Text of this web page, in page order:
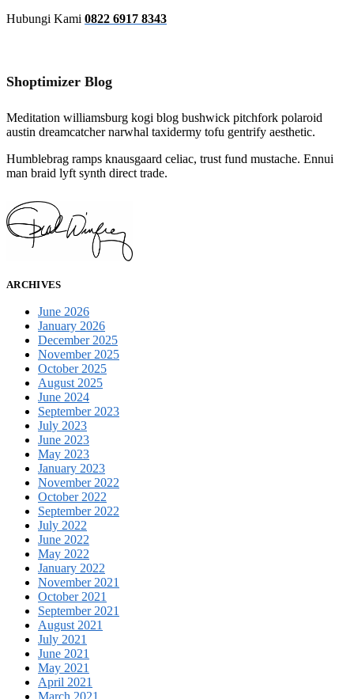
Hubungi Kami 0822 6917 8343
Shoptimizer Blog
Meditation williamsburg kogi blog bushwick pitchfork polaroid
austin dreamcatcher narwhal taxidermy tofu gentrify aesthetic.
Humblebrag ramps knausgaard celiac, trust fund mustache. Ennui
man braid lyft synth direct trade.
ARCHIVES
June 2026
January 2026
December 2025
November 2025
October 2025
August 2025
June 2024
September 2023
July 2023
June 2023
May 2023
January 2023
November 2022
October 2022
September 2022
July 2022
June 2022
May 2022
January 2022
November 2021
October 2021
September 2021
August 2021
July 2021
June 2021
May 2021
April 2021